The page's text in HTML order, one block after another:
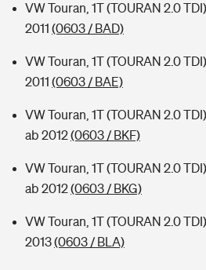
VW Touran, 1T (TOURAN 2.0
2011 (0603 / BAD)
VW Touran, 1T (TOURAN 2.0
2011 (0603 / BAE)
VW Touran, 1T (TOURAN 2.0
ab 2012(0603 / BKF)
VW Touran, 1T (TOURAN 2.0
ab 2012(0603 / BKG)
VW Touran, 1T (TOURAN 2.0
2013(0603 / BLA)